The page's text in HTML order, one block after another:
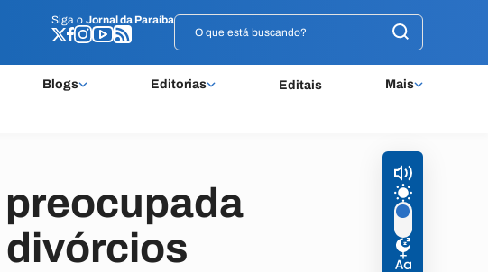
Siga o Jornal da Paraíba
Blogs Editorias Editais Mais
Siga o Jornal da Paraíba